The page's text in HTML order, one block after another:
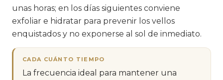
unas horas; en los días siguientes conviene
exfoliar e hidratar para prevenir los vellos
enquistados y no exponerse al sol de inmediato.
CADA CUÁNTO TIEMPO
La frecuencia ideal para mantener una